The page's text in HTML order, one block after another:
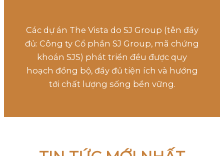
Các dự án The Vista do SJ Group (tên đầy
đủ: Công ty Cổ phần SJ Group, mã chứng
khoán SJS) phát triển đều được quy
hoạch đồng bộ, đầy đủ tiện ích và hướng
tới chất lượng sống bền vững.